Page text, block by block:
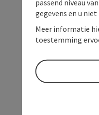
passend niveau
gegevens en u
Meer informatie
toestemming